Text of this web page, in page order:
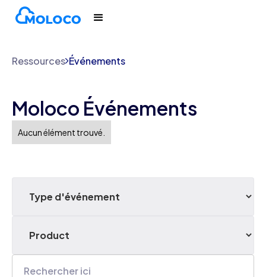
Ressources Événements
Moloco Événements
Aucun élément trouvé.